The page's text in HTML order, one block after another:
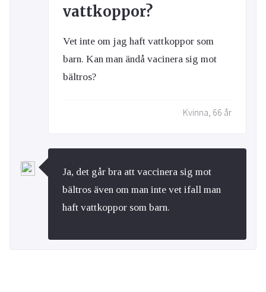
vattkoppor?
Vet inte om jag haft vattkoppor som
barn. Kan man ändå vacinera sig mot
bältros?
Kvinna, 66 år
Ja, det går bra att vaccinera sig mot
bältros även om man inte vet ifall man
haft vattkoppor som barn.